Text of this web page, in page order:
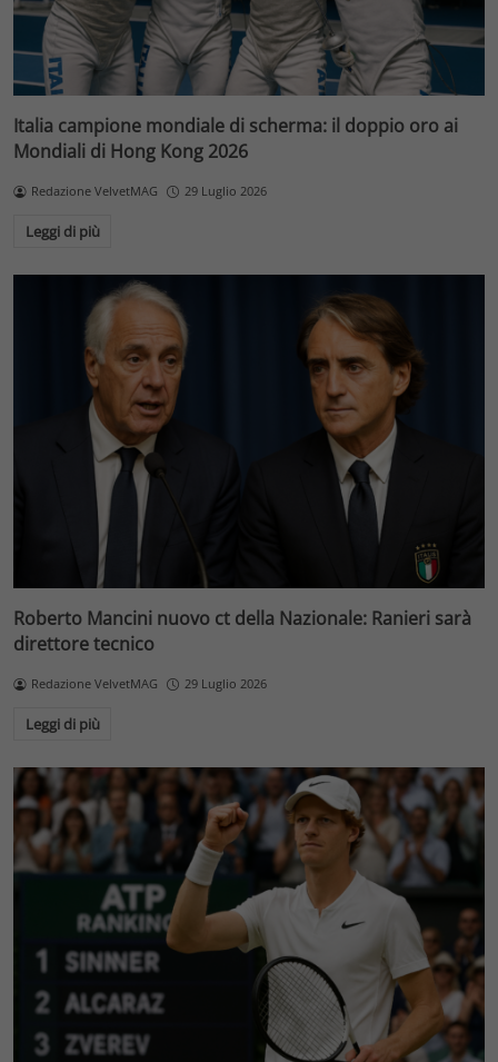
Italia campione mondiale di scherma: il doppio oro ai
Mondiali di Hong Kong 2026
Redazione VelvetMAG 29 Luglio 2026
Leggi di più
Roberto Mancini nuovo ct della Nazionale: Ranieri sarà
direttore tecnico
Redazione VelvetMAG 29 Luglio 2026
Leggi di più